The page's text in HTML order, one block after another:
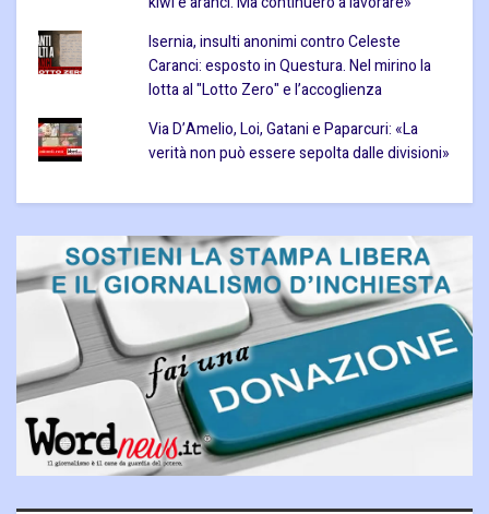
Isernia, insulti anonimi contro Celeste
Caranci: esposto in Questura. Nel mirino la
lotta al "Lotto Zero" e l’accoglienza
Via D’Amelio, Loi, Gatani e Paparcuri: «La
verità non può essere sepolta dalle divisioni»